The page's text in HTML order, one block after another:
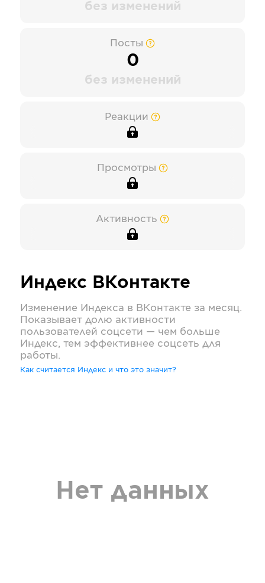
без изменений
Посты
0
без изменений
Реакции
Просмотры
Активность
Индекс ВКонтакте
Изменение Индекса в ВКонтакте за месяц.
Показывает долю активности
пользователей соцсети — чем больше
Индекс, тем эффективнее соцсеть для
работы.
Как считается Индекс и что это значит?
Нет данных